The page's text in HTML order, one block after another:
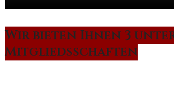
Wir bieten Ihnen 3
Mitgliedsschaften